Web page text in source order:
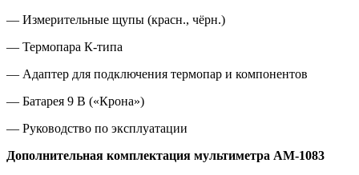
— Измерительные щупы (красн., чёрн.)
— Термопара К-типа
— Адаптер для подключения термопар и компонентов
— Батарея 9 В («Крона»)
— Руководство по эксплуатации
Дополнительная комплектация мультиметра АМ-1083